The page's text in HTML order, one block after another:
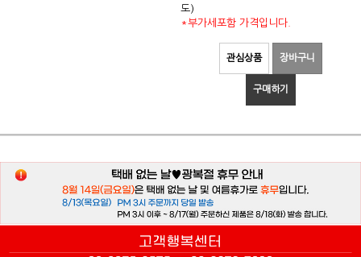
도)
*부가세포함 가격입니다.
관심상품 장바구니
구매하기